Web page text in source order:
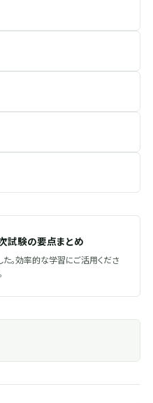
試験の要点まとめ
。効率的な学習にご活用くださ